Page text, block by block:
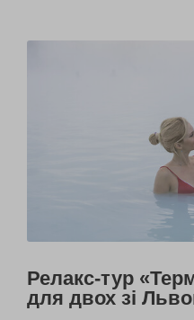
Релакс-тур
для двох зі